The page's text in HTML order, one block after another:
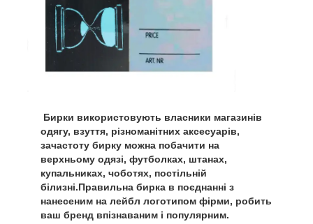
Бирки використовують власники магазинів
одягу, взуття, різноманітних аксесуарів,
зачастоту бирку можна побачити на
верхньому одязі, футболках, штанах,
купальниках, чоботях, постільній
білизні.Правильна бирка в поєднанні з
нанесеним на лейбл логотипом фірми, робить
ваш бренд впізнаваним і популярним.